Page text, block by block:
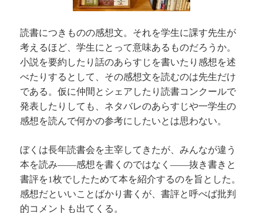
読書につきものの感想文。それを学生に課す先生が
考えるほど、学生にとって意味あるものだろうか。
小説を要約したり話のあらすじを書いたり感想を述
べたりするとして、その感想文を読むのは先生だけ
である。仮に仲間とシェアしたり読書コンクールで
発表したりしても、ネタバレのあらすじや一学生の
感想を読んで何かの参考にしたいとは思わない。
ぼくは長年読書会を主宰してきたが、みんなが違う
本を読み――感想を書くのではなく――抜き書きと
書評を1枚でしたためて本を紹介するのを旨とした。
感想だといいことばかり書くが、書評と呼べば批判
的コメントも出てくる。